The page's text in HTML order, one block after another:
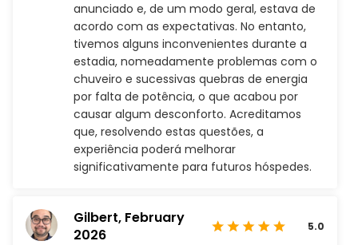
anunciado e, de um modo geral, estava de
acordo com as expectativas. No entanto,
tivemos alguns inconvenientes durante a
estadia, nomeadamente problemas com o
chuveiro e sucessivas quebras de energia
por falta de potência, o que acabou por
causar algum desconforto. Acreditamos
que, resolvendo estas questões, a
experiência poderá melhorar
significativamente para futuros hóspedes.
Gilbert, February
2026
5.0